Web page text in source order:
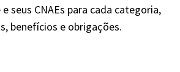
seus CNAEs para cada categoria,
benefícios e obrigações.